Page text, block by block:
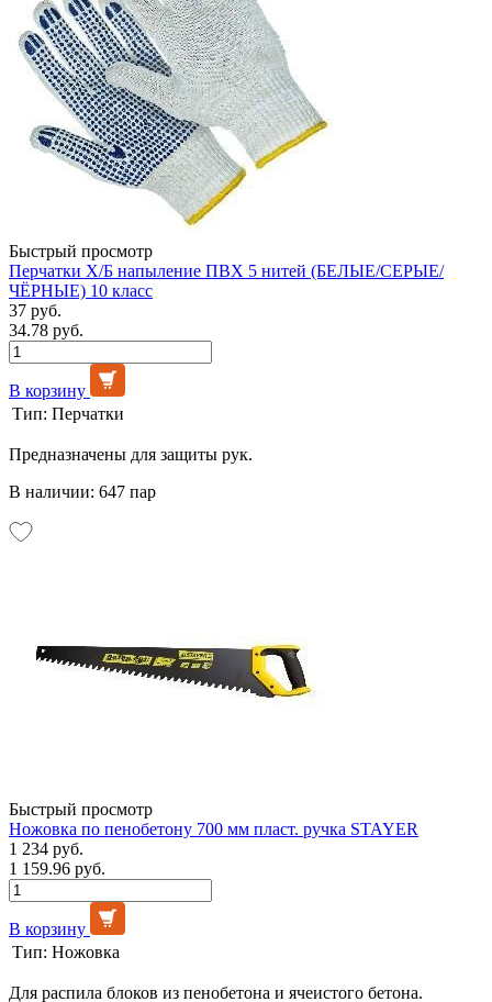
Быстрый просмотр
Перчатки Х/Б напыление ПВХ 5 нитей (БЕЛЫЕ/СЕРЫЕ/
ЧЁРНЫЕ) 10 класс
37 руб.
34.78 руб.
В корзину
Тип: Перчатки
Предназначены для защиты рук.
В наличии: 647 пар
Быстрый просмотр
Ножовка по пенобетону 700 мм пласт. ручка STAYER
1 234 руб.
1 159.96 руб.
В корзину
Тип: Ножовка
Для распила блоков из пенобетона и ячеистого бетона.